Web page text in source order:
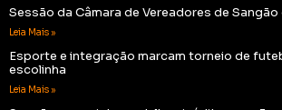
Sessão da Câmara de Vereadores de
Leia Mais »
Esporte e integração marcam torneio de
escolinha
Leia Mais »